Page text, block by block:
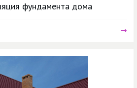
фундамента дома